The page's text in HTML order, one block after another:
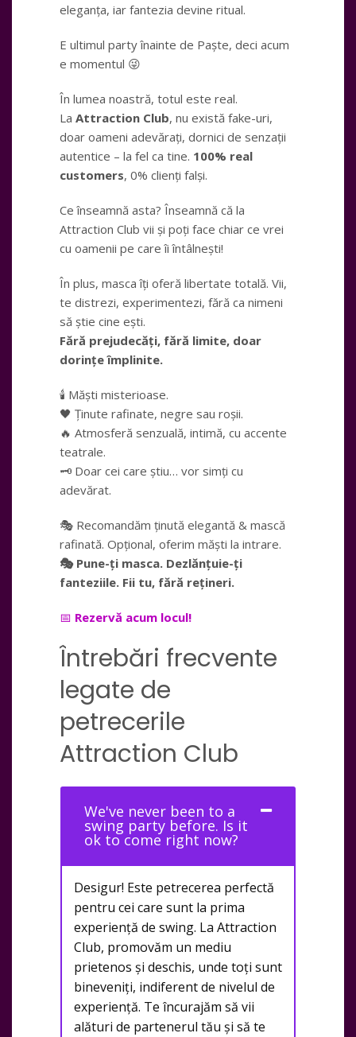
eleganța, iar fantezia devine ritual.
E ultimul party înainte de Paște, deci acum
e momentul 😜
În lumea noastră, totul este real.
La Attraction Club, nu există fake-uri,
doar oameni adevărați, dornici de senzații
autentice – la fel ca tine. 100% real
customers, 0% clienți falși.
Ce înseamnă asta? Înseamnă că la
Attraction Club vii și poți face chiar ce vrei
cu oamenii pe care îi întâlnești!
În plus, masca îți oferă libertate totală. Vii,
te distrezi, experimentezi, fără ca nimeni
să știe cine ești.
Fără prejudecăți, fără limite, doar
dorințe împlinite.
🕯️ Măști misterioase.
🖤 Ținute rafinate, negre sau roșii.
🔥 Atmosferă senzuală, intimă, cu accente
teatrale.
🗝️ Doar cei care știu… vor simți cu
adevărat.
🎭 Recomandăm ținută elegantă & mască
rafinată. Opțional, oferim măști la intrare.
🎭 Pune-ți masca. Dezlănțuie-ți
fanteziile. Fii tu, fără rețineri.
📅 Rezervă acum locul!
Întrebări frecvente
legate de
petrecerile
Attraction Club
We've never been to a
swing party before. Is it
ok to come right now?
Desigur! Este petrecerea perfectă
pentru cei care sunt la prima
experiență de swing. La Attraction
Club, promovăm un mediu
prietenos și deschis, unde toți sunt
bineveniți, indiferent de nivelul de
experiență. Te încurajăm să vii
alături de partenerul tău și să te